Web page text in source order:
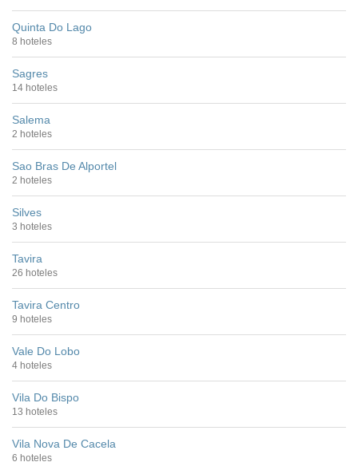
Quinta Do Lago
8 hoteles
Sagres
14 hoteles
Salema
2 hoteles
Sao Bras De Alportel
2 hoteles
Silves
3 hoteles
Tavira
26 hoteles
Tavira Centro
9 hoteles
Vale Do Lobo
4 hoteles
Vila Do Bispo
13 hoteles
Vila Nova De Cacela
6 hoteles